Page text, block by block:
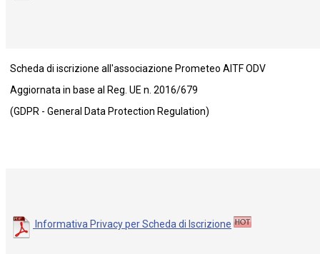
Scheda di iscrizione all'associazione Prometeo AITF ODV
Aggiornata in base al Reg. UE n. 2016/679
(GDPR - General Data Protection Regulation)
Informativa Privacy per Scheda di Iscrizione